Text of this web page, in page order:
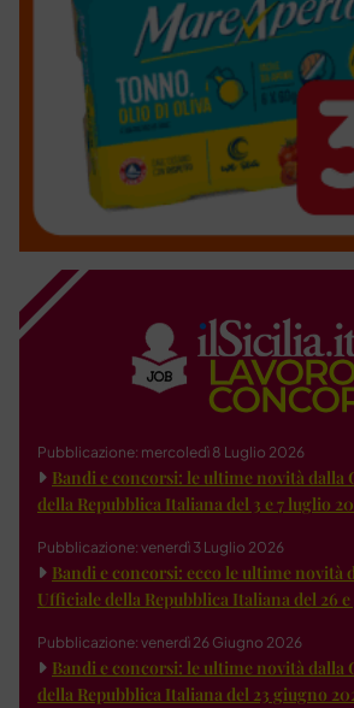
Pubblicazione: mercoledì 8 Luglio 2026
Bandi e concorsi: le ultime novità dalla
della Repubblica Italiana del 3 e 7 luglio
Pubblicazione: venerdì 3 Luglio 2026
Bandi e concorsi: ecco le ultime novità
Ufficiale della Repubblica Italiana del 26
Pubblicazione: venerdì 26 Giugno 2026
Bandi e concorsi: le ultime novità dalla
della Repubblica Italiana del 23 giugno